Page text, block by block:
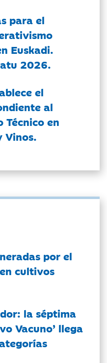
para el
Euskadi.
2026.
el
al
Técnico en
Vinos.
por el
cultivos
la séptima
Vacuno’ llega